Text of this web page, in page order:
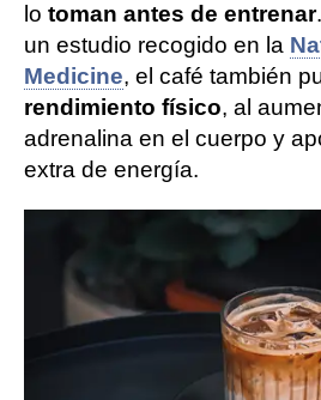
lo toman antes de entrenar
un estudio recogido en la
Medicine, el café también
rendimiento físico, al
adrenalina en el cuerpo y
extra de energía.